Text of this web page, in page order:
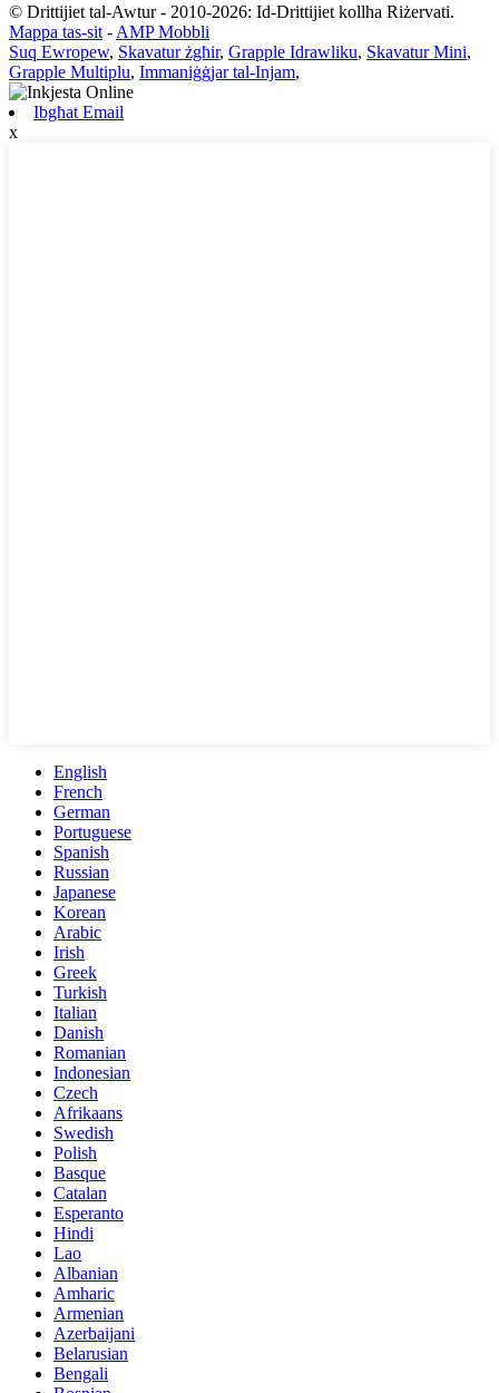
© Drittijiet tal-Awtur - 2010-2026: Id-Drittijiet kollha Riżervati.
Mappa tas-sit - AMP Mobbli
Suq Ewropew, Skavatur żgħir, Grapple Idrawliku, Skavatur Mini,
Grapple Multiplu, Immaniġġjar tal-Injam,
Ibgħat Email
x
English
French
German
Portuguese
Spanish
Russian
Japanese
Korean
Arabic
Irish
Greek
Turkish
Italian
Danish
Romanian
Indonesian
Czech
Afrikaans
Swedish
Polish
Basque
Catalan
Esperanto
Hindi
Lao
Albanian
Amharic
Armenian
Azerbaijani
Belarusian
Bengali